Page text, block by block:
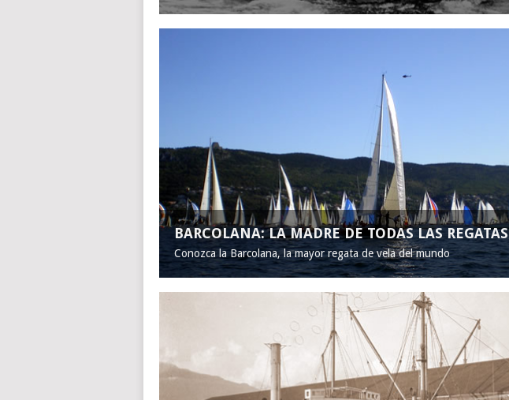
BARCOLANA: LA MADRE DE TODAS LAS REGATAS
Conozca la Barcolana, la mayor regata de vela del mundo